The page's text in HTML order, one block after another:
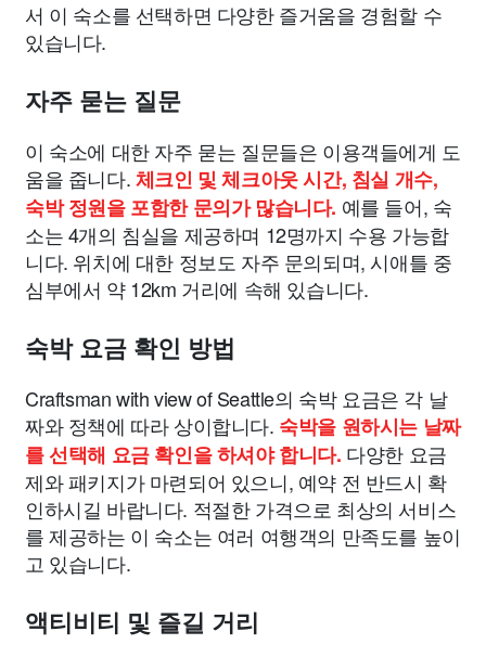
서 이 숙소를 선택하면 다양한 즐거움을 경험할 수
있습니다.
자주 묻는 질문
이 숙소에 대한 자주 묻는 질문들은 이용객들에게 도
움을 줍니다.체크인 및 체크아웃 시간, 침실 개수,
숙박 정원을 포함한 문의가 많습니다. 예를 들어, 숙
소는 4개의 침실을 제공하며 12명까지 수용 가능합
니다. 위치에 대한 정보도 자주 문의되며, 시애틀 중
심부에서 약 12km 거리에 속해 있습니다.
숙박 요금 확인 방법
Craftsman with view of Seattle의 숙박 요금은 각 날
짜와 정책에 따라 상이합니다. 숙박을 원하시는 날짜
를 선택해 요금 확인을 하셔야 합니다. 다양한 요금
제와 패키지가 마련되어 있으니, 예약 전 반드시 확
인하시길 바랍니다. 적절한 가격으로 최상의 서비스
를 제공하는 이 숙소는 여러 여행객의 만족도를 높이
고 있습니다.
액티비티 및 즐길 거리